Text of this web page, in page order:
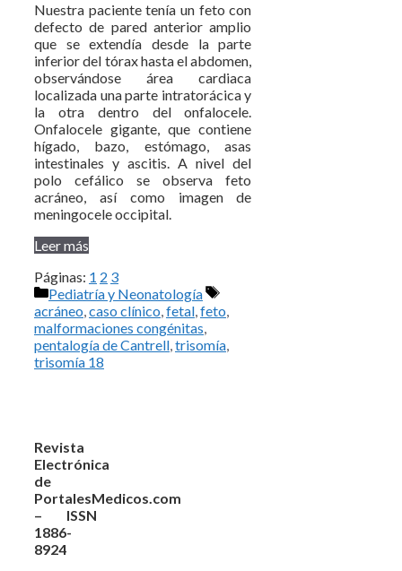
Nuestra paciente tenía un feto con
defecto de pared anterior amplio
que se extendía desde la parte
inferior del tórax hasta el abdomen,
observándose área cardiaca
localizada una parte intratorácica y
la otra dentro del onfalocele.
Onfalocele gigante, que contiene
hígado, bazo, estómago, asas
intestinales y ascitis. A nivel del
polo cefálico se observa feto
acráneo, así como imagen de
meningocele occipital.
Leer más
Páginas: 1 2 3
Categorías
Pediatría y Neonatología
Etiquetas
acráneo,caso clínico,fetal,feto,
malformaciones congénitas,
pentalogía de Cantrell,trisomía,
trisomía 18
Revista
Electrónica
de
PortalesMedicos.com
– ISSN
1886-
8924